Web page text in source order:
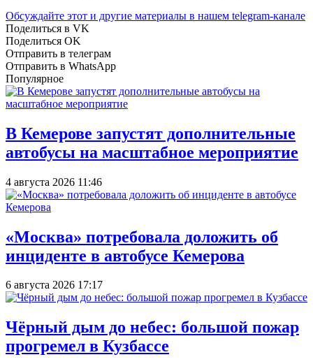
Обсуждайте этот и другие материалы в нашем telegram-канале
Поделиться в VK
Поделиться OK
Отправить в телеграм
Отправить в WhatsApp
Популярное
В Кемерове запустят дополнительные
автобусы на масштабное мероприятие
4 августа 2026 11:46
«Москва» потребовала доложить об
инциденте в автобусе Кемерова
6 августа 2026 17:17
Чёрный дым до небес: большой пожар
прогремел в Кузбассе